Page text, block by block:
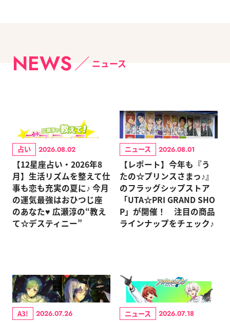
NEWS ニュース
占い 2026.08.02
【12星座占い・2026年8
月】生活リズムを整えて仕
事も恋も充実の夏に♪ 今月
の運気最強はおひつじ座
のあなた♥ 広瀬淳の“教え
て☆デスティニー”
ニュース 2026.08.01
【レポート】今年も『う
たの☆プリンスさまっ♪』
のフラッグシップストア
「UTA☆PRI GRAND SHO
P」が開催！ 注目の商品
ラインナップをチェック♪
A3! 2026.07.26 ニュース 2026.07.18